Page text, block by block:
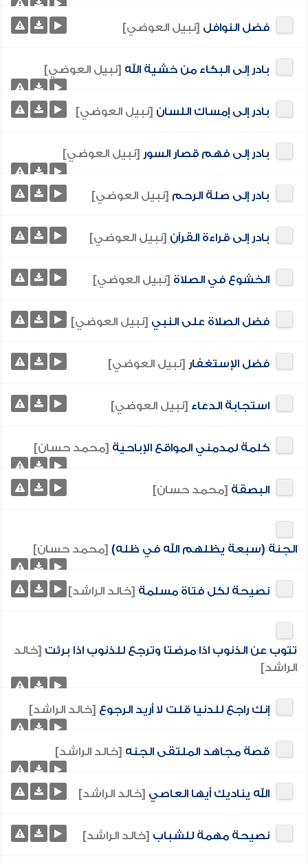
فضل النوافل [نبيل العوضي]
بادر إلى البكاء من خشية الله [نبيل العوضي]
بادر إلى إمساك اللسان [نبيل العوضي]
بادر إلى فهم قصار السور [نبيل العوضي]
بادر إلى صلة الرحم [نبيل العوضي]
بادر إلى قراءة القرآن [نبيل العوضي]
الخشوع في الصلاة [نبيل العوضي]
فضل الصلاة على النبي [نبيل العوضي]
فضل الإستغفار [نبيل العوضي]
استجابة الدعاء [نبيل العوضي]
كلمة لمدمني المواقع الإباحية [محمد حسان]
البصقة [محمد حسان]
الجنة (سبعة يظلهم الله في ظله) [محمد حسان]
نصيحة لكل فتاة مسلمة [خالد الراشد]
تتوب عن الذنوب اذا مرضتا وترجع للذنوب اذا برئت [خالد
الراشد]
إنك راجع للدنيا قلت لا أريد الرجوع [خالد الراشد]
قصة مجاهد الملتقى الجنه [خالد الراشد]
الله يناديك أيها العاصي [خالد الراشد]
نصيحة مهمة للشباب [خالد الراشد]